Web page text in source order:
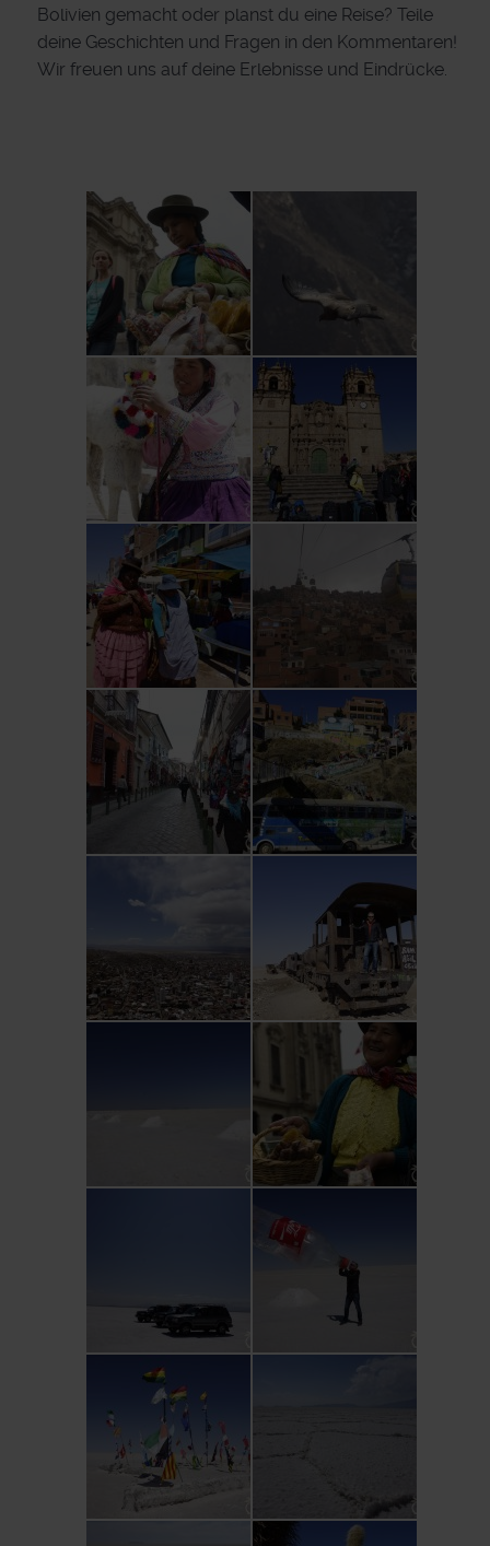
Bolivien gemacht oder planst du eine Reise? Teile
deine Geschichten und Fragen in den Kommentaren!
Wir freuen uns auf deine Erlebnisse und Eindrücke.